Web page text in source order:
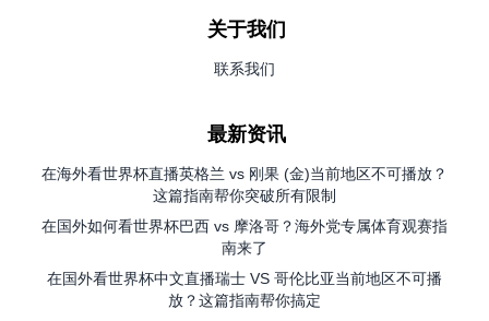
关于我们
联系我们
最新资讯
在海外看世界杯直播英格兰 vs 刚果 (金)当前地区不可播放？
这篇指南帮你突破所有限制
在国外如何看世界杯巴西 vs 摩洛哥？海外党专属体育观赛指
南来了
在国外看世界杯中文直播瑞士 VS 哥伦比亚当前地区不可播
放？这篇指南帮你搞定